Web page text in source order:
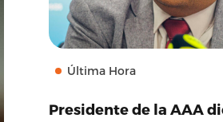
Última Hora
Presidente de la AAA